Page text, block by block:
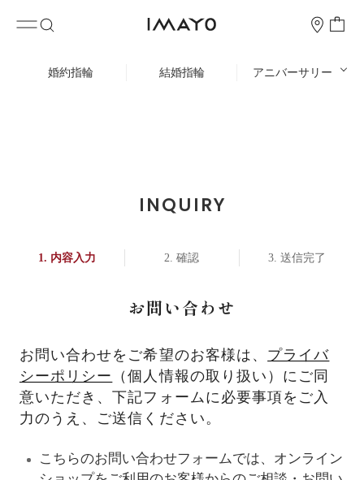
婚約指輪 結婚指輪 アニバーサリー
INQUIRY
内容入力 確認 送信完了
お問い合わせ
お問い合わせをご希望のお客様は、 プライバ
シーポリシー
（個人情報の取り扱い）にご同
意いただき、下記フォームに必要事項をご入
力のうえ、ご送信ください。
こちらのお問い合わせフォームでは、オンライン